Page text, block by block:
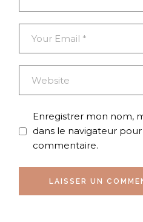
Enregistrer mon nom,
dans le navigateur
commentaire.
LAISSER UN